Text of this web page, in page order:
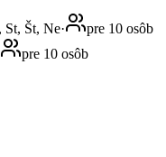
St, Št, Ne·
pre 10 osôb
pre 10 osôb